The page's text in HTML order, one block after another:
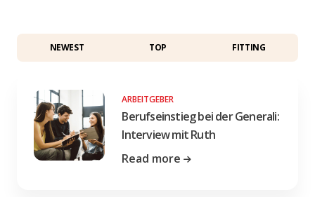
NEWEST TOP FITTING
ARBEITGEBER
Berufseinstieg bei der Generali:
Interview mit Ruth
Read more